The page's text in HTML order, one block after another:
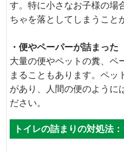
す。特に小さなお子様の場
ちゃを落としてしまうこと
・便やペーパーが詰まった
大量の便やペットの糞、ペ
まることもあります。ペッ
があり、人間の便のように
ださい。
トイレの詰まりの対処法